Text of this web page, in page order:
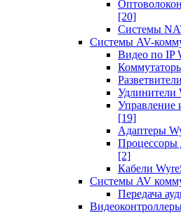
[20]
Системы
Системы AV-
Видео по IP
Удлинители
Управление
[19]
Адаптеры
Процессоры
[2]
Кабели
Системы AV
Передача